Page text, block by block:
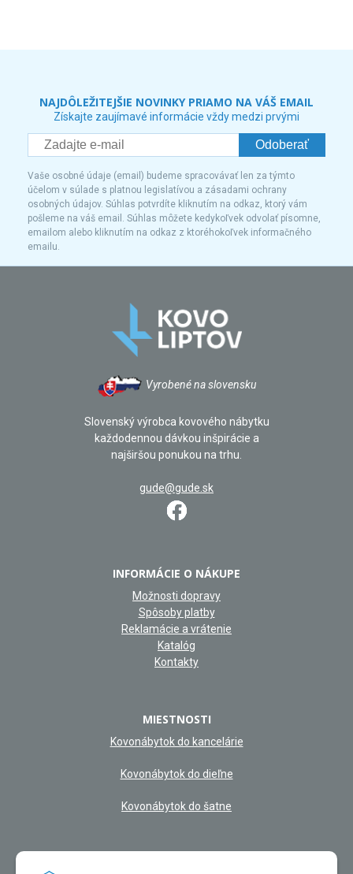
NAJDÔLEŽITEJŠIE NOVINKY PRIAMO NA VÁŠ EMAIL
Získajte zaujímavé informácie vždy medzi prvými
Odoberať
Vaše osobné údaje (email) budeme spracovávať len za týmto
účelom v súlade s platnou legislatívou a zásadami ochrany
osobných údajov. Súhlas potvrdíte kliknutím na odkaz, ktorý vám
pošleme na váš email. Súhlas môžete kedykoľvek odvolať písomne,
emailom alebo kliknutím na odkaz z ktoréhokoľvek informačného
emailu.
Vyrobené na slovensku
Slovenský výrobca kovového nábytku
každodennou dávkou inšpirácie a
najširšou ponukou na trhu.
gude@gude.sk
INFORMÁCIE O NÁKUPE
Možnosti dopravy
Spôsoby platby
Reklamácie a vrátenie
Katalóg
Kontakty
MIESTNOSTI
Kovonábytok do kancelárie
Kovonábytok do dieľne
Kovonábytok do šatne